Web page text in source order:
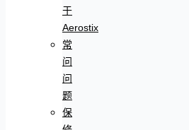
于
Aerostix
常
问
问
题
保